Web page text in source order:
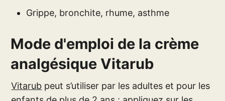
Grippe, bronchite, rhume, asthme
Mode d'emploi de la crème
analgésique Vitarub
Vitarub peut s’utiliser par les adultes et pour les